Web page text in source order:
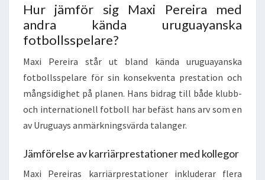
Hur jämför sig Maxi Pereira med
andra kända uruguayanska
fotbollsspelare?
Maxi Pereira står ut bland kända uruguayanska
fotbollsspelare för sin konsekventa prestation och
mångsidighet på planen. Hans bidrag till både klubb-
och internationell fotboll har befäst hans arv som en
av Uruguays anmärkningsvärda talanger.
Jämförelse av karriärprestationer med kollegor
Maxi Pereiras karriärprestationer inkluderar flera